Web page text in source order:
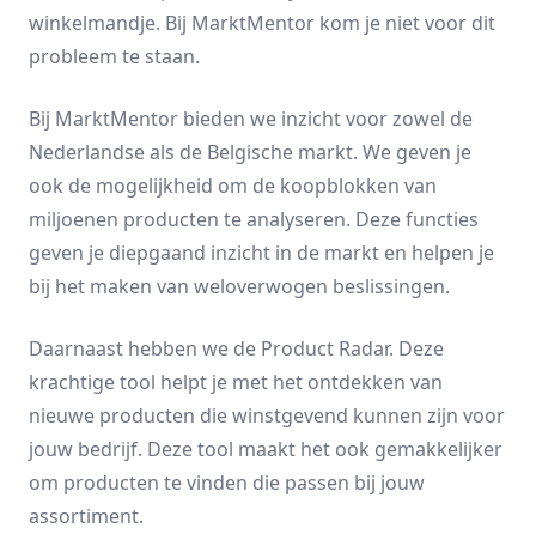
winkelmandje. Bij MarktMentor kom je niet voor dit
probleem te staan.
Bij MarktMentor bieden we inzicht voor zowel de
Nederlandse als de Belgische markt. We geven je
ook de mogelijkheid om de koopblokken van
miljoenen producten te analyseren. Deze functies
geven je diepgaand inzicht in de markt en helpen je
bij het maken van weloverwogen beslissingen.
Daarnaast hebben we de Product Radar. Deze
krachtige tool helpt je met het ontdekken van
nieuwe producten die winstgevend kunnen zijn voor
jouw bedrijf. Deze tool maakt het ook gemakkelijker
om producten te vinden die passen bij jouw
assortiment.